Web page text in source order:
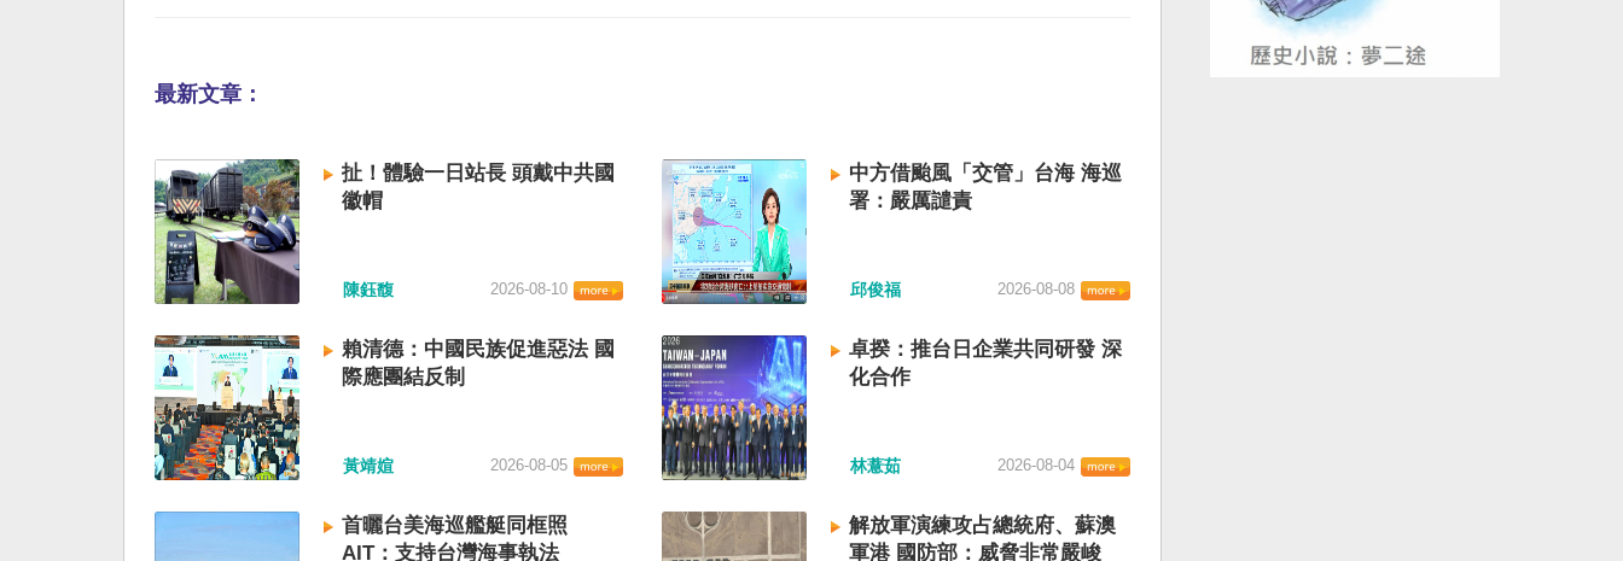
最新文章：
扯！體驗一日站長 頭戴中共國
徽帽
陳鈺馥 2026-08-10
中方借颱風「交管」台海 海巡
署：嚴厲譴責
邱俊福 2026-08-08
賴清德：中國民族促進惡法 國
際應團結反制
黃靖媗 2026-08-05
卓揆：推台日企業共同研發 深
化合作
林薏茹 2026-08-04
首曬台美海巡艦艇同框照
AIT：支持台灣海事執法
解放軍演練攻占總統府、蘇澳
軍港 國防部：威脅非常嚴峻